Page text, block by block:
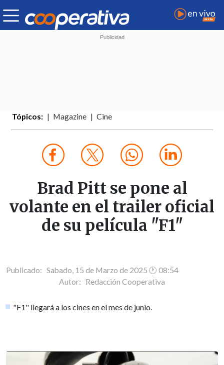
Tópicos: Magazine Cine
Brad Pitt se pone al
volante en el trailer oficial
de su película "F1"
Publicado: Sabado, 15 de Marzo de 2025 🕐 08:54
Autor: Redacción Cooperativa
"F1" llegará a los cines en el mes de junio.